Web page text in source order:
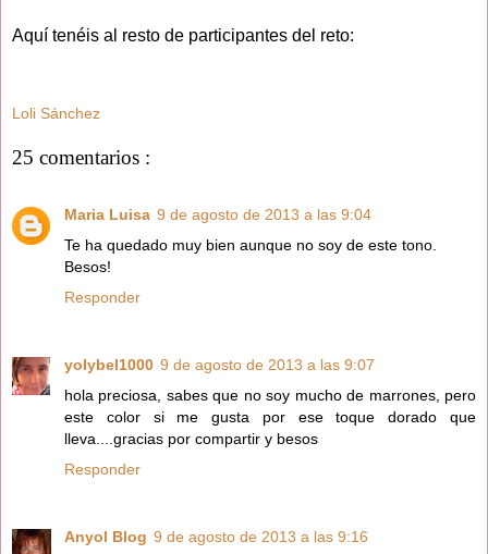
Aquí tenéis al resto de participantes del reto:
Loli Sánchez
25 comentarios :
Maria Luisa 9 de agosto de 2013 a las 9:04
Te ha quedado muy bien aunque no soy de este tono.
Besos!
Responder
yolybel1000 9 de agosto de 2013 a las 9:07
hola preciosa, sabes que no soy mucho de marrones, pero
este color si me gusta por ese toque dorado que
lleva....gracias por compartir y besos
Responder
Anyol Blog 9 de agosto de 2013 a las 9:16